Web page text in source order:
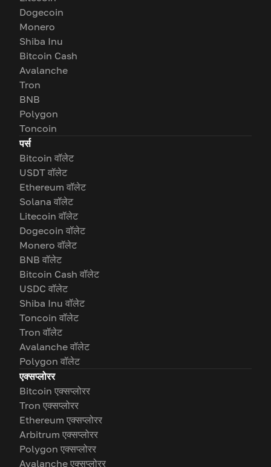
Dogecoin
Monero
Shiba Inu
Bitcoin Cash
Avalanche
Tron
BNB
Polygon
Toncoin
पर्स
Bitcoin वॉलेट
USDT वॉलेट
Ethereum वॉलेट
Solana वॉलेट
Litecoin वॉलेट
Dogecoin वॉलेट
Monero वॉलेट
BNB वॉलेट
Bitcoin Cash वॉलेट
USDC वॉलेट
Shiba Inu वॉलेट
Toncoin वॉलेट
Tron वॉलेट
Avalanche वॉलेट
Polygon वॉलेट
एक्सप्लोरर
Bitcoin एक्सप्लोरर
Tron एक्सप्लोरर
Ethereum एक्सप्लोरर
Arbitrum एक्सप्लोरर
Polygon एक्सप्लोरर
Avalanche एक्सप्लोरर